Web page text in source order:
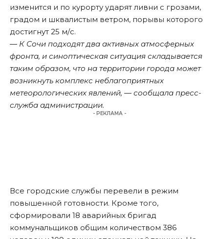
изменится и по курорту ударят ливни с грозами,
градом и шквалистым ветром, порывы которого
достигнут 25 м/с.
― К Сочи подходят два активных атмосферных
фронта, и синоптическая ситуация складывается
таким образом, что на территории города может
возникнуть комплекс неблагоприятных
метеорологических явлений, ― сообщала пресс-
служба администрации.
- РЕКЛАМА -
Все городские службы перевели в режим
повышенной готовности. Кроме того,
сформировали 18 аварийных бригад
коммунальщиков общим количеством 386